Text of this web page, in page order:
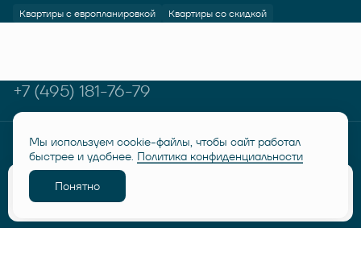
Квартиры с европланировкой Квартиры со скидкой
+7 (495) 181-76-79
© RUSICH KOTELNIKI 2026Политика конфиденциальности
Дисклеймер "Семейная ипотека от 6%"
Мы используем cookie-файлы, чтобы сайт работал
быстрее и удобнее. Политика конфиденциальности
Понятно